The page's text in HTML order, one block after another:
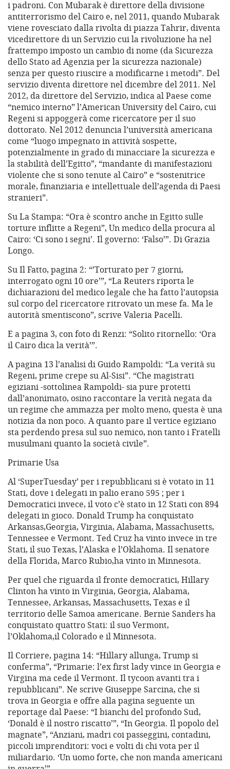
i padroni. Con Mubarak è direttore della divisione
antiterrorismo del Cairo e, nel 2011, quando Mubarak
viene rovesciato dalla rivolta di piazza Tahrir, diventa
vicedirettore di un Servizio cui la rivoluzione ha nel
frattempo imposto un cambio di nome (da Sicurezza
dello Stato ad Agenzia per la sicurezza nazionale)
senza per questo riuscire a modificarne i metodi”. Del
servizio diventa direttore nel dicembre del 2011. Nel
2012, da direttore del Servizio, indica al Paese come
“nemico interno” l’American University del Cairo, cui
Regeni si appoggerà come ricercatore per il suo
dottorato. Nel 2012 denuncia l’università americana
come “luogo impegnato in attività sospette,
potenzialmente in grado di minacciare la sicurezza e
la stabilità dell’Egitto”, “mandante di manifestazioni
violente che si sono tenute al Cairo” e “sostenitrice
morale, finanziaria e intellettuale dell’agenda di Paesi
stranieri”.
Su La Stampa: “Ora è scontro anche in Egitto sulle
torture inflitte a Regeni”, Un medico della procura al
Cairo: ‘Ci sono i segni’. Il governo: ‘Falso’”. Di Grazia
Longo.
Su Il Fatto, pagina 2: “’Torturato per 7 giorni,
interrogato ogni 10 ore’”, “La Reuters riporta le
dichiarazioni del medico legale che ha fatto l’autopsia
sul corpo del ricercatore ritrovato un mese fa. Ma le
autorità smentiscono”, scrive Valeria Pacelli.
E a pagina 3, con foto di Renzi: “Solito ritornello: ‘Ora
il Cairo dica la verità’”.
A pagina 13 l’analisi di Guido Rampoldi: “La verità su
Regeni, prime crepe su Al-Sisi”. “Che magistrati
egiziani -sottolinea Rampoldi- sia pure protetti
dall’anonimato, osino raccontare la verità negata da
un regime che ammazza per molto meno, questa è una
notizia da non poco. A quanto pare il vertice egiziano
sta perdendo presa sul suo nemico, non tanto i Fratelli
musulmani quanto la società civile”.
Primarie Usa
Al ‘SuperTuesday’ per i repubblicani si è votato in 11
Stati, dove i delegati in palio erano 595 ; per i
Democratici invece, il voto c’è stato in 12 Stati con 894
delegati in gioco. Donald Trump ha conquistato
Arkansas,Georgia, Virginia, Alabama, Massachusetts,
Tennessee e Vermont. Ted Cruz ha vinto invece in tre
Stati, il suo Texas, l’Alaska e l’Oklahoma. Il senatore
della Florida, Marco Rubio,ha vinto in Minnesota.
Per quel che riguarda il fronte democratici, Hillary
Clinton ha vinto in Virginia, Georgia, Alabama,
Tennessee, Arkansas, Massachusetts, Texas e il
territorio delle Samoa americane. Bernie Sanders ha
conquistato quattro Stati: il suo Vermont,
l’Oklahoma,il Colorado e il Minnesota.
Il Corriere, pagina 14: “Hillary allunga, Trump si
conferma”, “Primarie: l’ex first lady vince in Georgia e
Virgina ma cede il Vermont. Il tycoon avanti tra i
repubblicani”. Ne scrive Giuseppe Sarcina, che si
trova in Georgia e offre alla pagina seguente un
reportage dal Paese: “I bianchi del profondo Sud,
‘Donald è il nostro riscatto’”, “In Georgia. Il popolo del
magnate”, “Anziani, madri coi passeggini, contadini,
piccoli imprenditori: voci e volti di chi vota per il
miliardario. ‘Un uomo forte, che non manda americani